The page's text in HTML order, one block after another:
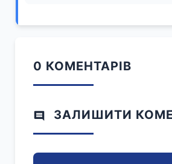
0 КОМЕНТАРІВ
ЗАЛИШИТИ